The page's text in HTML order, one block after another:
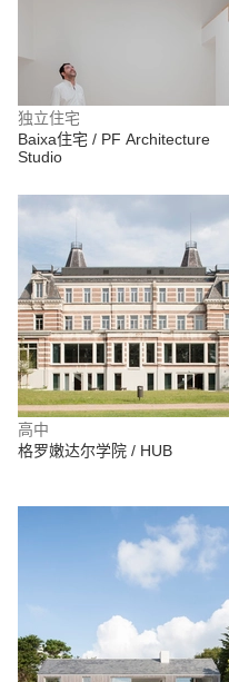
独立住宅
Baixa住宅 / PF Architecture
Studio
高中
格罗嫩达尔学院 / HUB